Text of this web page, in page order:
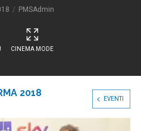
PMSAdmin
CINEMA MODE
2018
EVENTI